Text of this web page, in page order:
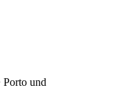
Porto und